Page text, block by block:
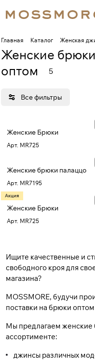
Главная Каталог Женская
Женские
оптом
5
Все фильтры
Женские Брюки
Арт. MR725
Женские брюки палаццо
Арт. MR7195
Акция
Женские Брюки
Арт. MR725
Ищите качественные и
свободного кроя для
магазина?
MOSSMORE, будучи
поставки на брюки
Мы предлагаем женские
ассортименте:
джинсы различных